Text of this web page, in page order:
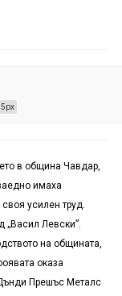
в община Чавдар,
имаха
усилен труд.
„Васил Левски”.
на общината,
оказа
Прешъс Металс